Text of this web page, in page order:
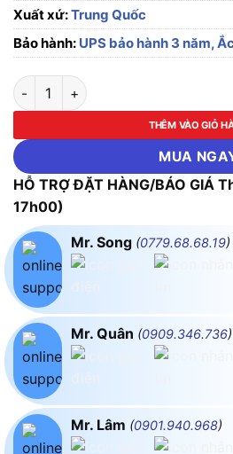
Xuất xứ:Trung Quốc
Bảo hành: UPS bảo hành 3 năm,
Bộ lưu điện UPS INVT HT1103S
THÊM VÀO GIỎ
MUA
HỖ TRỢ ĐẶT HÀNG/BÁO GIÁ
17h00)
Mr. Song (0779.68.68.19)
Mr. Quân (0909.346.736)
Mr. Lâm (0901.940.968)